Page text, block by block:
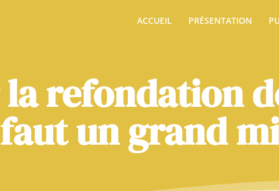
ACCUEIL PRÉSENTATION
refondation
un grand